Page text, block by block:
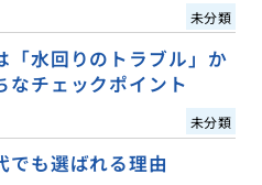
未分類
「水回りのトラブル」か
なチェックポイント
未分類
でも選ばれる理由